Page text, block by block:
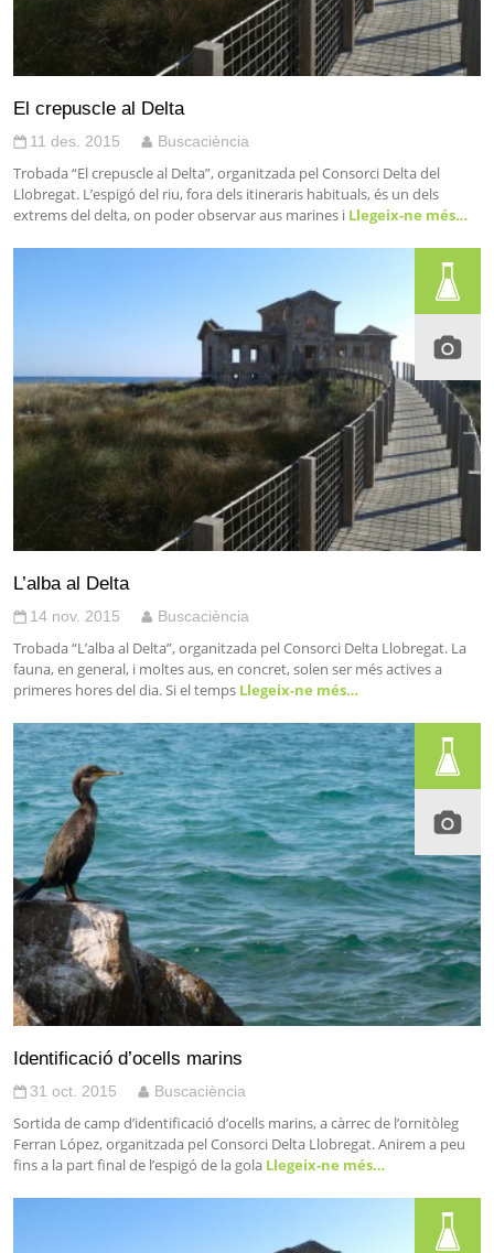
El crepuscle al Delta
11 des. 2015 Buscaciència
Trobada “El crepuscle al Delta”, organitzada pel Consorci Delta del
Llobregat. L’espigó del riu, fora dels itineraris habituals, és un dels
extrems del delta, on poder observar aus marines i Llegeix-ne més…
L’alba al Delta
14 nov. 2015 Buscaciència
Trobada “L’alba al Delta”, organitzada pel Consorci Delta Llobregat. La
fauna, en general, i moltes aus, en concret, solen ser més actives a
primeres hores del dia. Si el temps Llegeix-ne més…
Identificació d’ocells marins
31 oct. 2015 Buscaciència
Sortida de camp d’identificació d’ocells marins, a càrrec de l’ornitòleg
Ferran López, organitzada pel Consorci Delta Llobregat. Anirem a peu
fins a la part final de l’espigó de la gola Llegeix-ne més…